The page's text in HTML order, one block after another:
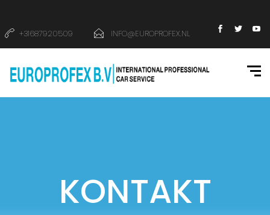
+31687920509 INFO@EUROPROFEX.NL
KONTAKT